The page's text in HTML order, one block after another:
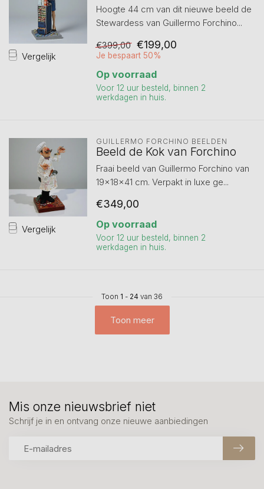
Vergelijk
Hoogte 44 cm van dit nieuwe beeld de
Stewardess van Guillermo Forchino...
€399,00 €199,00
Je bespaart 50%
Op voorraad
Voor 12 uur besteld, binnen 2
werkdagen in huis.
Vergelijk
GUILLERMO FORCHINO BEELDEN
Beeld de Kok van Forchino
Fraai beeld van Guillermo Forchino van
19x18x41 cm. Verpakt in luxe ge...
€349,00
Op voorraad
Voor 12 uur besteld, binnen 2
werkdagen in huis.
Toon 1 - 24 van 36
Toon meer
Mis onze nieuwsbrief niet
Schrijf je in en ontvang onze nieuwe aanbiedingen